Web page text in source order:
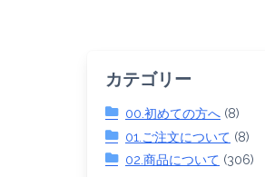
カテゴリー
00.初めての方へ (8)
01.ご注文について (8)
02.商品について (306)